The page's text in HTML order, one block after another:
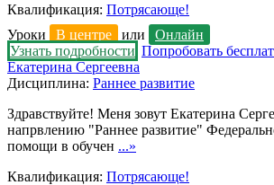
Квалификация: Потрясающе!
Уроки
В центре или
Онлайн
Узнать подробности Попробовать
Екатерина Сергеевна
Дисциплина: Раннее развитие
Здравствуйте! Меня зовут Екатерина
напрвлению "Раннее развитие"
помощи в обучен ...»
Квалификация: Потрясающе!